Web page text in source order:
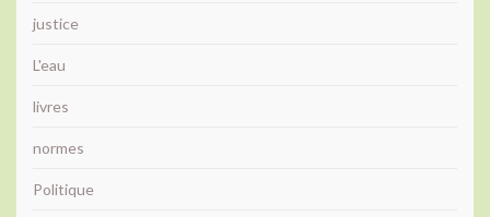
justice
L'eau
livres
normes
Politique